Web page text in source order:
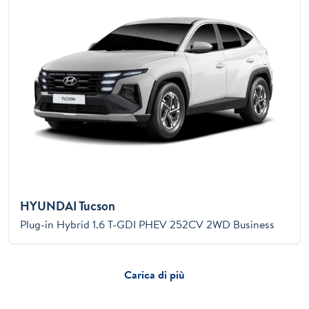
HYUNDAI Tucson
Plug-in Hybrid 1.6 T-GDI PHEV 252CV 2WD Business
Carica di più